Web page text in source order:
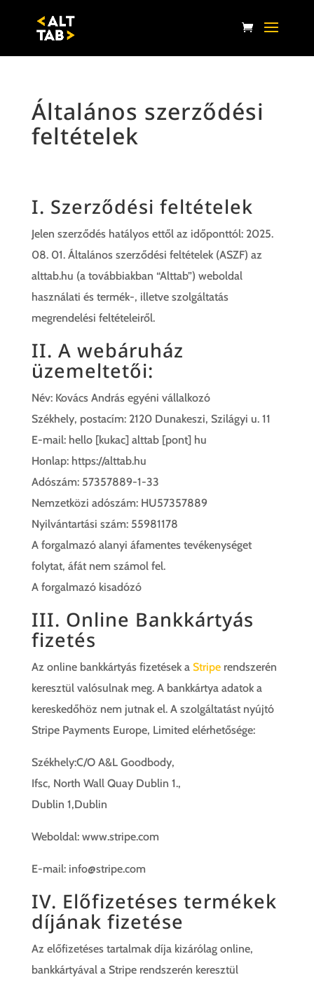
Általános szerződési
feltételek
I. Szerződési feltételek
Jelen szerződés hatályos ettől az időponttól: 2025.
08. 01. Általános szerződési feltételek (ASZF) az
alttab.hu (a továbbiakban “Alttab”) weboldal
használati és termék-, illetve szolgáltatás
megrendelési feltételeiről.
II. A webáruház
üzemeltetői:
Név: Kovács András egyéni vállalkozó
Székhely, postacím: 2120 Dunakeszi, Szilágyi u. 11
E-mail: hello [kukac] alttab [pont] hu
Honlap: https://alttab.hu
Adószám: 57357889-1-33
Nemzetközi adószám: HU57357889
Nyilvántartási szám: 55981178
A forgalmazó alanyi áfamentes tevékenységet
folytat, áfát nem számol fel.
A forgalmazó kisadózó
III. Online Bankkártyás
fizetés
Az online bankkártyás fizetések a Stripe rendszerén
keresztül valósulnak meg. A bankkártya adatok a
kereskedőhöz nem jutnak el. A szolgáltatást nyújtó
Stripe Payments Europe, Limited elérhetősége:
Székhely:C/O A&L Goodbody,
Ifsc, North Wall Quay Dublin 1.,
Dublin 1,Dublin
Weboldal: www.stripe.com
E-mail: info@stripe.com
IV. Előfizetéses termékek
díjának fizetése
Az előfizetéses tartalmak díja kizárólag online,
bankkártyával a Stripe rendszerén keresztül